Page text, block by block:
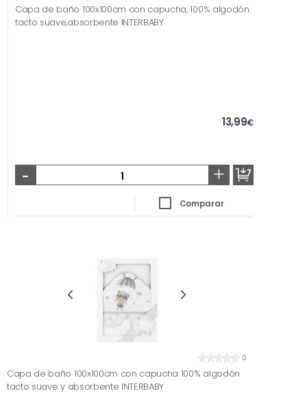
Capa de baño 100x100cm con capucha, 100% algodón
tacto suave,absorbente INTERBABY
13,99€
- +
Comparar
0
Capa de baño 100x100cm con capucha 100% algodón
tacto suave y absorbente INTERBABY